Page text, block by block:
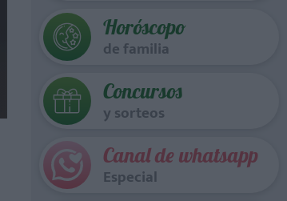
Horóscopo
de familia
Concursos
y sorteos
Canal de whatsapp
Especial